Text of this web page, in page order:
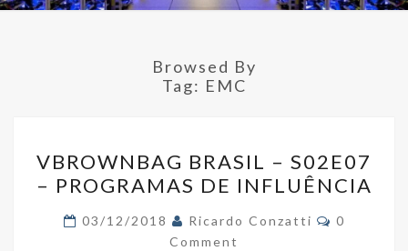
Browsed By
Tag: EMC
BRASIL
–
S02E07
–
VBROWNBAG BRASIL – S02E07
– PROGRAMAS DE INFLUÊNCIA
03/12/2018 Ricardo Conzatti Comments
0
Comment